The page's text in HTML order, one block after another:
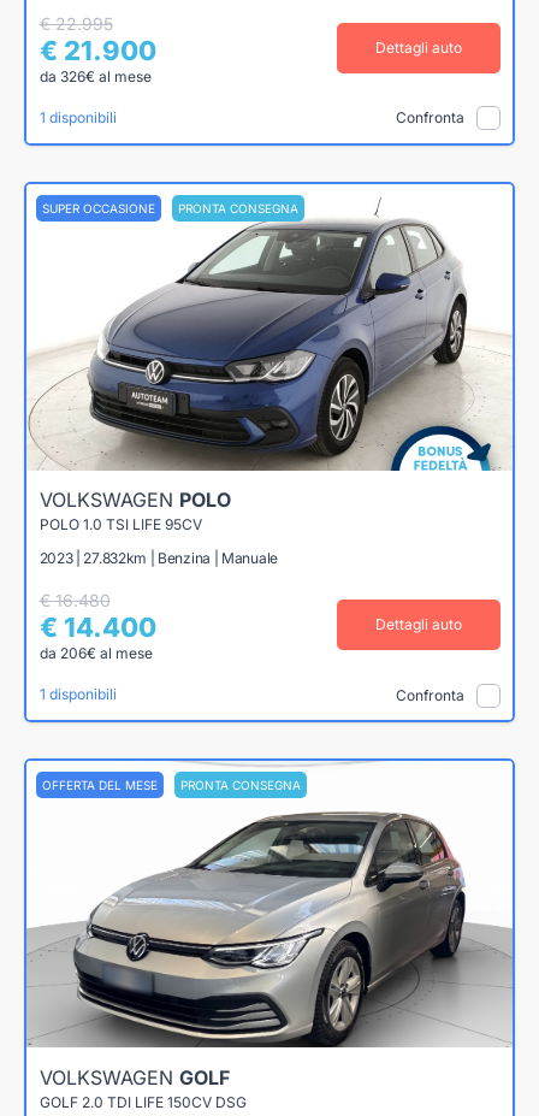
€ 22.995
€ 21.900
da 326€ al mese
Dettagli auto
1 disponibili Confronta
SUPER OCCASIONE PRONTA CONSEGNA
VOLKSWAGEN POLO
POLO 1.0 TSI LIFE 95CV
2023 | 27.832km | Benzina | Manuale
€ 16.480
€ 14.400
da 206€ al mese
Dettagli auto
1 disponibili Confronta
OFFERTA DEL MESE PRONTA CONSEGNA
VOLKSWAGEN GOLF
GOLF 2.0 TDI LIFE 150CV DSG